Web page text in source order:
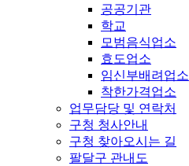
공공기관
학교
모범음식업소
효도업소
임신부배려업소
착한가격업소
업무담당 및 연락처
구청 청사안내
구청 찾아오시는 길
팔달구 관내도